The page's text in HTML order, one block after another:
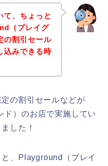
て、ちょっと
（プレイグ
の割引セール
込みできる時
の割引セールなどが
）のお店で実施してい
した！
、Playground（プレイ